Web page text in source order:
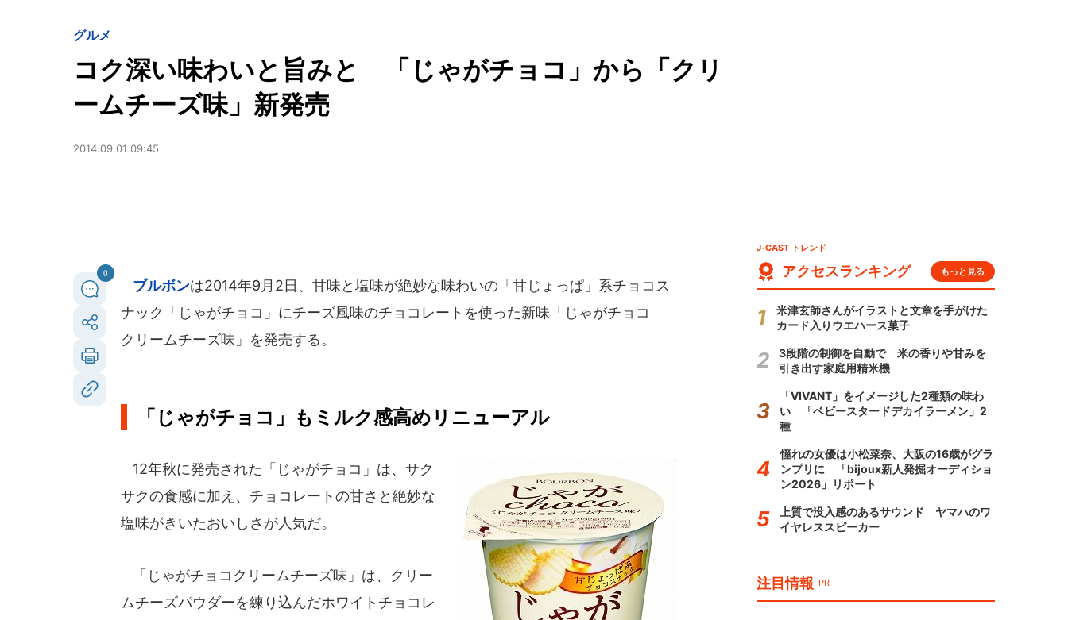
グルメ
コク深い味わいと旨みと 「じゃがチョコ」から「クリ
ームチーズ味」新発売
2014.09.01 09:45
0
ブルボンは2014年9月2日、甘味と塩味が絶妙な味わいの「甘じょっぱ」系チョコス
ナック「じゃがチョコ」にチーズ風味のチョコレートを使った新味「じゃがチョコ
クリームチーズ味」を発売する。
「じゃがチョコ」もミルク感高めリニューアル
12年秋に発売された「じゃがチョコ」は、サク
サクの食感に加え、チョコレートの甘さと絶妙な
塩味がきいたおいしさが人気だ。
「じゃがチョコクリームチーズ味」は、クリー
ムチーズパウダーを練り込んだホワイトチョコレ
J-CAST トレンド
アクセスランキング もっと見る
米津玄師さんがイラストと文章を手がけた
カード入りウエハース菓子
3段階の制御を自動で 米の香りや甘みを
引き出す家庭用精米機
「VIVANT」をイメージした2種類の味わ
い 「ベビースタードデカイラーメン」2
種
憧れの女優は小松菜奈、大阪の16歳がグラ
ンプリに 「bijoux新人発掘オーディショ
ン2026」リポート
上質で没入感のあるサウンド ヤマハのワ
イヤレススピーカー
注目情報 PR